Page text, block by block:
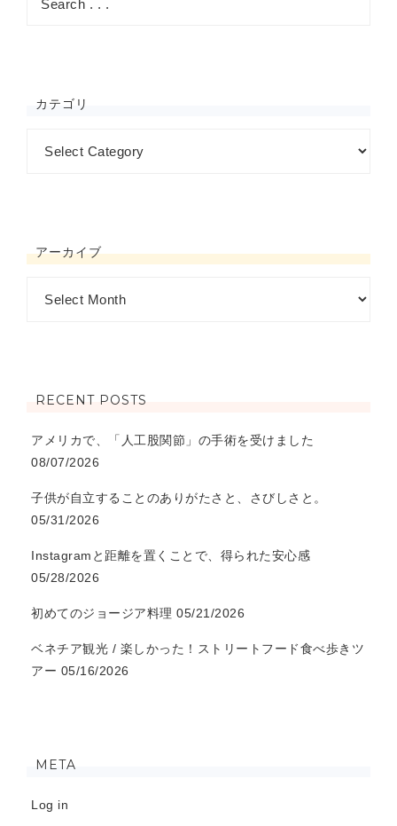
カテゴリ
アーカイブ
RECENT POSTS
アメリカで、「人工股関節」の手術を受けました
08/07/2026
子供が自立することのありがたさと、さびしさと。
05/31/2026
Instagramと距離を置くことで、得られた安心感
05/28/2026
初めてのジョージア料理 05/21/2026
ベネチア観光 / 楽しかった！ストリートフード食べ歩きツ
アー 05/16/2026
META
Log in